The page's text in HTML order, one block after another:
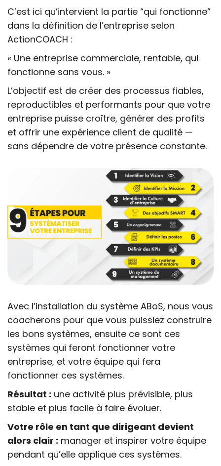
C’est ici qu’intervient la partie “qui fonctionne”
dans la définition de l’entreprise selon
ActionCOACH :
« Une entreprise commerciale, rentable, qui
fonctionne sans vous. »
L’objectif est de créer des processus fiables,
reproductibles et performants pour que votre
entreprise puisse croître, générer des profits
et offrir une expérience client de qualité —
sans dépendre de votre présence constante.
Avec l’installation du système ABoS, nous vous
coacherons pour que vous puissiez construire
les bons systèmes, ensuite ce sont ces
systèmes qui feront fonctionner votre
entreprise, et votre équipe qui fera
fonctionner ces systèmes.
Résultat : une activité plus prévisible, plus
stable et plus facile à faire évoluer.
Votre rôle en tant que dirigeant devient
alors clair : manager et inspirer votre équipe
pendant qu’elle applique ces systèmes.